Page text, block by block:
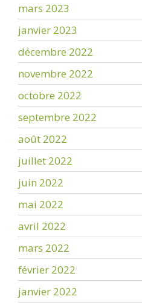
mars 2023
janvier 2023
décembre 2022
novembre 2022
octobre 2022
septembre 2022
août 2022
juillet 2022
juin 2022
mai 2022
avril 2022
mars 2022
février 2022
janvier 2022